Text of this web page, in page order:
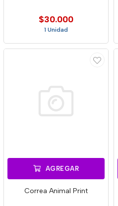
$30.000
1 Unidad
AGREGAR
Correa Animal Print